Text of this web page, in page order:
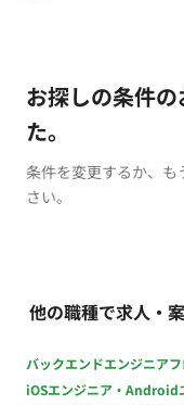
お探しの条件
た。
条件を変更するか、
さい。
他の職種で求人・
バックエンドエンジニア
iOSエンジニア・Android